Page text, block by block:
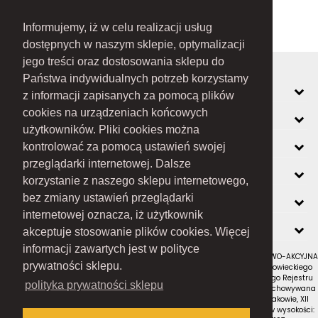
Informujemy, iż w celu realizacji usług
dostępnych w naszym sklepie, optymalizacji
jego treści oraz dostosowania sklepu do
Państwa indywidualnych potrzeb korzystamy
z informacji zapisanych za pomocą plików
cookies na urządzeniach końcowych
użytkowników. Pliki cookies można
kontrolować za pomocą ustawień swojej
przeglądarki internetowej. Dalsze
korzystanie z naszego sklepu internetowego,
bez zmiany ustawień przeglądarki
internetowej oznacza, iż użytkownik
akceptuje stosowanie plików cookies. Więcej
informacji zawartych jest w polityce
prywatności sklepu.
polityka prywatności sklepu
MOJE KONTO
INFORMACJE
O FIRMIE
ZOBACZ RÓWNIEŻ
KONTAKT
NEWSLETTER
RAMEX SPÓŁKA Z OGRANICZONĄ ODPOWIEDZIALNOŚCIĄ SPÓŁKA KOMANDYTOWO-AKCYJNA
z siedzibą w Nowym Sączu (adres siedziby i adres do doręczeń: ul. Wiśniowieckiego
123 C, 33-300 Nowy Sącz); wpisana do Rejestru Przedsiębiorców Krajowego Rejestru
Sądowego pod numerem KRS 0000434051; sąd rejestrowy, w którym przechowywana
jest dokumentacja spółki: Sąd Rejonowy dla Krakowa-Śródmieścia w Krakowie, XII
Wydział Gospodarczy Krajowego Rejestru Sądowego; kapitał zakładowy w wysokości: